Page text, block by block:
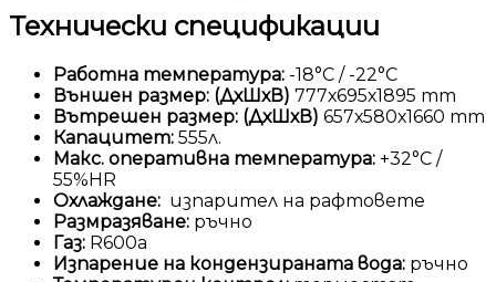
Технически спецификации
Работна температура: -18°С / -22°С
Външен размер: (ДхШхВ) 777х695х1895 mm
Вътрешен размер: (ДхШхВ) 657х580х1660 mm
Капацитет: 555л.
Макс. оперативна температура: +32°С /
55%HR
Охлаждане: изпарител на рафтовете
Размразяване: ръчно
Газ: R600а
Изпарение на кондензираната вода: ръчно